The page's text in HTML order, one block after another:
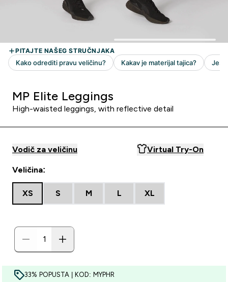
MP Elite Leggings
High-waisted leggings, with reflective detail
Vodič za veličinu Virtual Try-On
Veličina:
XS S M L XL
33% POPUSTA | KOD: MYPHR